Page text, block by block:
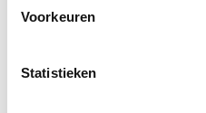
Voorkeuren
Statistieken
Materiaal wanden
Exploded_view